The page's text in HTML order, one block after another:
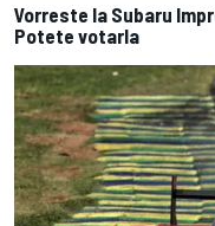
Vorreste la Subaru
Potete votarla